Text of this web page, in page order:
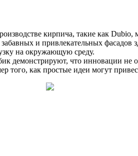
кирпича, такие как
и привлекательных
на окружающую среду.
демонстрируют, что инновации не
того, как простые идеи могут